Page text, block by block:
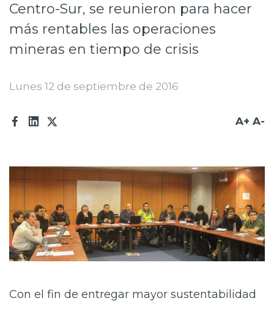
Prensa
Trabaja en Codelco
Canales de denuncia
Proveedores
Centro-Sur, se reunieron para hacer
más rentables las operaciones
mineras en tiempo de crisis
Lunes 12 de septiembre de 2016
A+ A-
Con el fin de entregar mayor sustentabilidad